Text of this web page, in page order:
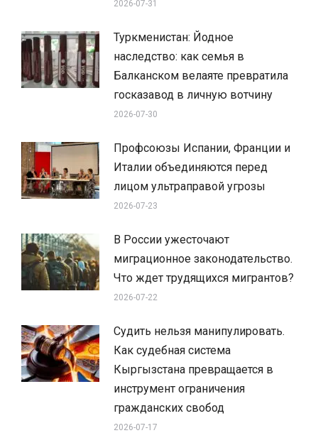
2026-07-31
Туркменистан: Йодное
наследство: как семья в
Балканском велаяте превратила
госказавод в личную вотчину
2026-07-30
Профсоюзы Испании, Франции и
Италии объединяются перед
лицом ультраправой угрозы
2026-07-23
В России ужесточают
миграционное законодательство.
Что ждет трудящихся мигрантов?
2026-07-22
Судить нельзя манипулировать.
Как судебная система
Кыргызстана превращается в
инструмент ограничения
гражданских свобод
2026-07-17